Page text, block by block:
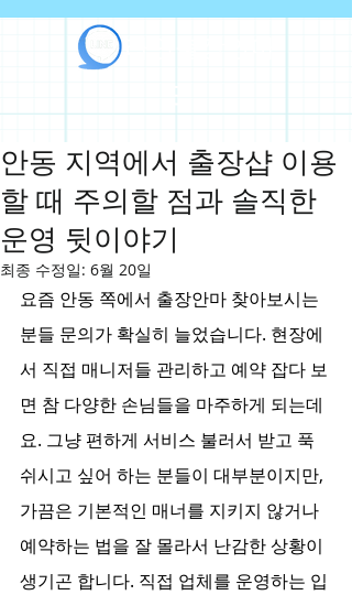
안동 지역에서 출장샵 이용
할 때 주의할 점과 솔직한
운영 뒷이야기
최종 수정일: 6월 20일
요즘 안동 쪽에서 출장안마 찾아보시는
분들 문의가 확실히 늘었습니다. 현장에
서 직접 매니저들 관리하고 예약 잡다 보
면 참 다양한 손님들을 마주하게 되는데
요. 그냥 편하게 서비스 불러서 받고 푹
쉬시고 싶어 하는 분들이 대부분이지만,
가끔은 기본적인 매너를 지키지 않거나
예약하는 법을 잘 몰라서 난감한 상황이
생기곤 합니다. 직접 업체를 운영하는 입